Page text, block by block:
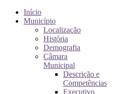
Início
Município
Localização
História
Demografia
Câmara
Municipal
Descrição e
Competências
Executivo